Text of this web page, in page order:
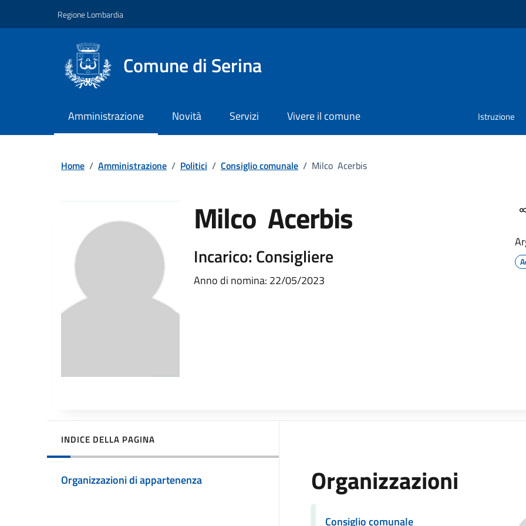
Regione Lombardia
Comune di Serina
Amministrazione Novità Servizi Vivere il comune Istruzione
Home / Amministrazione / Politici / Consiglio comunale / Milco Acerbis
Milco Acerbis
Incarico: Consigliere
Anno di nomina: 22/05/2023
INDICE DELLA PAGINA
Organizzazioni di appartenenza Organizzazioni
Consiglio comunale